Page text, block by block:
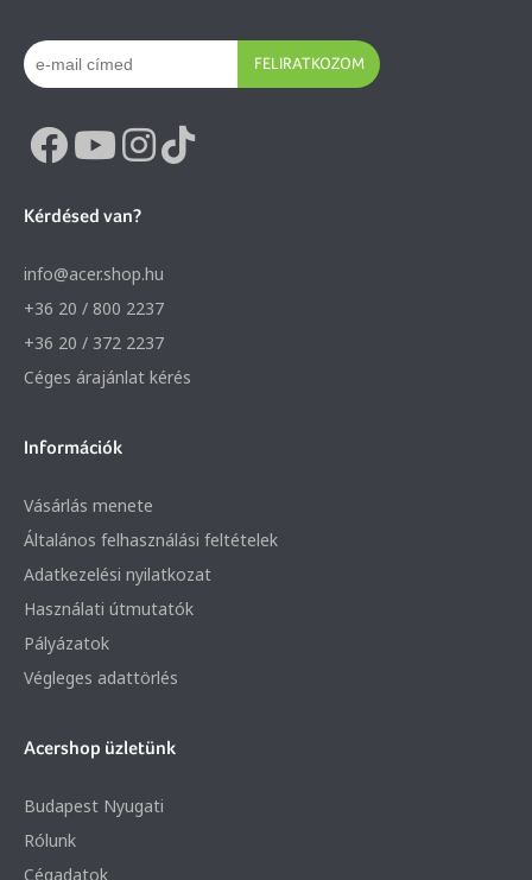
FELIRATKOZOM
Kérdésed van?
info@acer.shop.hu
+36 20 / 800 2237
+36 20 / 372 2237
Céges árajánlat kérés
Információk
Vásárlás menete
Általános felhasználási feltételek
Adatkezelési nyilatkozat
Használati útmutatók
Pályázatok
Végleges adattörlés
Acershop üzletünk
Budapest Nyugati
Rólunk
Cégadatok